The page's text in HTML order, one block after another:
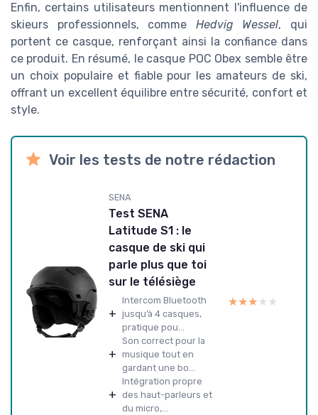
Enfin, certains utilisateurs mentionnent l'influence de
skieurs professionnels, comme Hedvig Wessel, qui
portent ce casque, renforçant ainsi la confiance dans
ce produit. En résumé, le casque POC Obex semble être
un choix populaire et fiable pour les amateurs de ski,
offrant un excellent équilibre entre sécurité, confort et
style.
Voir les tests de notre rédaction
SENA
Test SENA
Latitude S1 : le
casque de ski qui
parle plus que toi
sur le télésiège
+
Intercom Bluetooth
jusqu’à 4 casques,
pratique pou...
+
Son correct pour la
musique tout en
gardant une bo...
+
Intégration propre
des haut-parleurs et
du micro,...
★★★★★
★★★★★